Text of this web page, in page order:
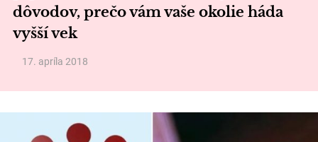
dôvodov, prečo vám vaše okolie háda
vyšší vek
17. apríla 2018